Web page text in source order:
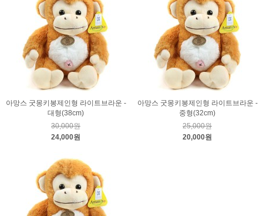
아망스 굿몽키봉제인형 라이트브라운 -
대형(38cm)
30,000원
24,000원
아망스 굿몽키봉제인형 라이트브라운 -
중형(32cm)
25,000원
20,000원